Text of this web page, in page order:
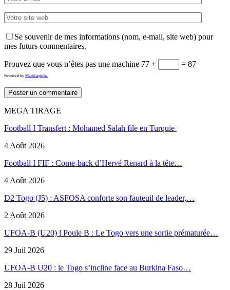
Se souvenir de mes informations (nom, e-mail, site web) pour
mes futurs commentaires.
Prouvez que vous n’êtes pas une machine 77 + = 87
Powered by MathCaptcha
MEGA TIRAGE
Football I Transfert : Mohamed Salah file en Turquie
4 Août 2026
Football I FIF : Come-back d’Hervé Renard à la tête…
4 Août 2026
D2 Togo (J5) : ASFOSA conforte son fauteuil de leader,…
2 Août 2026
UFOA-B (U20) l Poule B : Le Togo vers une sortie prématurée…
29 Juil 2026
UFOA-B U20 : le Togo s’incline face au Burkina Faso…
28 Juil 2026